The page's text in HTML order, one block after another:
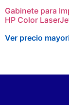
Gabinete para
HP Color
Ver precio